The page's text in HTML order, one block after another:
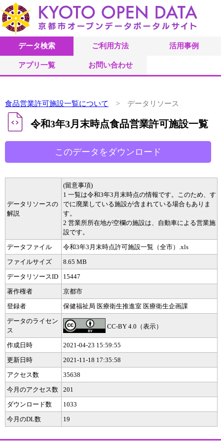
データ検索 ご利用方法 活用事例
アプリ一覧 お問い合わせ
食品営業許可施設一覧について > データリソース
令和3年3月末時点食品営業許可施設一覧
データリソースの
解説
(留意事項)
1 一覧は令和3年3月末時点の情報です。このため、す
でに廃業している施設が含まれている場合もありま
す。
2 営業所所在地が空欄の施設は、自動車による営業施
設です。
データファイル
令和3年3月末時点許可施設一覧（全市）.xls
ファイルサイズ
8.65 MB
データリソースID
15447
著作権者
京都市
登録者
保健福祉局 医療衛生推進室 医療衛生企画課
データのライセン
ス
CC-BY 4.0（表示）
作成日時
2021-04-23 15:59:55
更新日時
2021-11-18 17:35:58
アクセス数
35638
今月のアクセス数
201
ダウンロード数
1033
今月のDL数
19